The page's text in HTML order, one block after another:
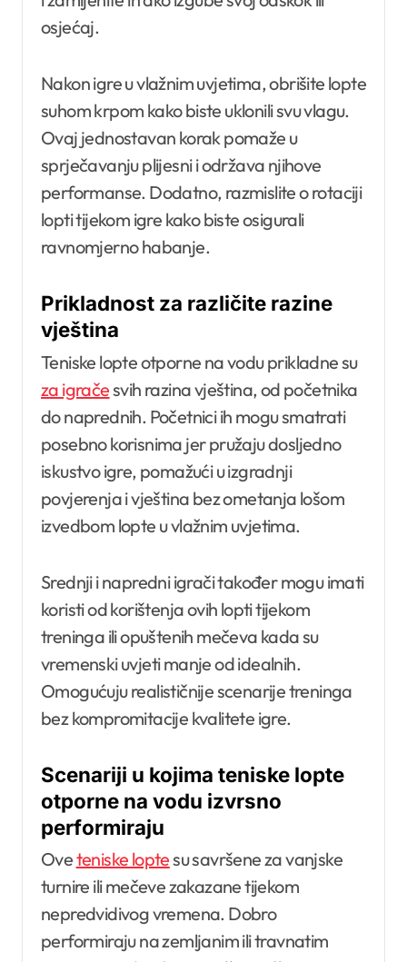
osjećaj.
Nakon igre u vlažnim uvjetima, obrišite lopte
suhom krpom kako biste uklonili svu vlagu.
Ovaj jednostavan korak pomaže u
sprječavanju plijesni i održava njihove
performanse. Dodatno, razmislite o rotaciji
lopti tijekom igre kako biste osigurali
ravnomjerno habanje.
Prikladnost za različite razine
vještina
Teniske lopte otporne na vodu prikladne su
za igračesvih razina vještina, od početnika
do naprednih. Početnici ih mogu smatrati
posebno korisnima jer pružaju dosljedno
iskustvo igre, pomažući u izgradnji
povjerenja i vještina bez ometanja lošom
izvedbom lopte u vlažnim uvjetima.
Srednji i napredni igrači također mogu imati
koristi od korištenja ovih lopti tijekom
treninga ili opuštenih mečeva kada su
vremenski uvjeti manje od idealnih.
Omogućuju realističnije scenarije treninga
bez kompromitacije kvalitete igre.
Scenariji u kojima teniske lopte
otporne na vodu izvrsno
performiraju
Oveteniske loptesu savršene za vanjske
turnire ili mečeve zakazane tijekom
nepredvidivog vremena. Dobro
performiraju na zemljanim ili travnatim